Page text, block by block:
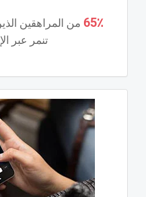
65٪ من المراهقين
تنمر عبر